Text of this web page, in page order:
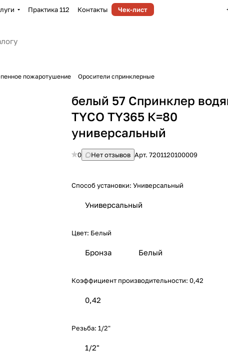
Практика 112 Контакты Чек-лист
пожаротушение Оросители спринклерные
белый 57 Спринклер
TYCO TY365 К=80
yниверсальный
0 Нет отзывов Арт.7201120100009
Способ установки:Универсальный
Универсальный
Цвет: Белый
Бронза Белый
Коэффициент производительности:0,42
0,42
Резьба:1/2"
1/2"